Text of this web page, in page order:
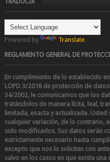
Powered by
Translate
REGLAMENTO GENERAL DE
En cumplimiento de lo establecido
LOPD 3/2018 de protección de
34/2002, le comunicamos que los
tratándolos de manera lícita, leal,
limitada, exacta y actualizada.
cualquier variación, de lo contrario,
sido modificados. Sus datos serán
estrictamente necesario hasta
excepto que nos lo soliciten con
salvo en los casos en que exista